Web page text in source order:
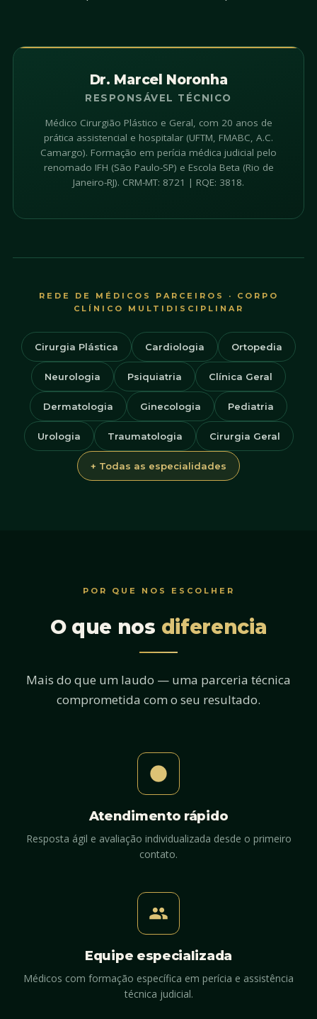
Dr. Marcel Noronha
RESPONSÁVEL TÉCNICO
Médico Cirurgião Plástico e Geral, com 20 anos de
prática assistencial e hospitalar (UFTM, FMABC, A.C.
Camargo). Formação em perícia médica judicial pelo
renomado IFH (São Paulo-SP) e Escola Beta (Rio de
Janeiro-RJ). CRM-MT: 8721 | RQE: 3818.
REDE DE MÉDICOS PARCEIROS · CORPO
CLÍNICO MULTIDISCIPLINAR
Cirurgia Plástica Cardiologia Ortopedia
Neurologia Psiquiatria Clínica Geral
Dermatologia Ginecologia Pediatria
Urologia Traumatologia Cirurgia Geral
+ Todas as especialidades
POR QUE NOS ESCOLHER
O que nos diferencia
Mais do que um laudo — uma parceria técnica
comprometida com o seu resultado.
Atendimento rápido
Resposta ágil e avaliação individualizada desde o primeiro
contato.
Equipe especializada
Médicos com formação específica em perícia e assistência
técnica judicial.